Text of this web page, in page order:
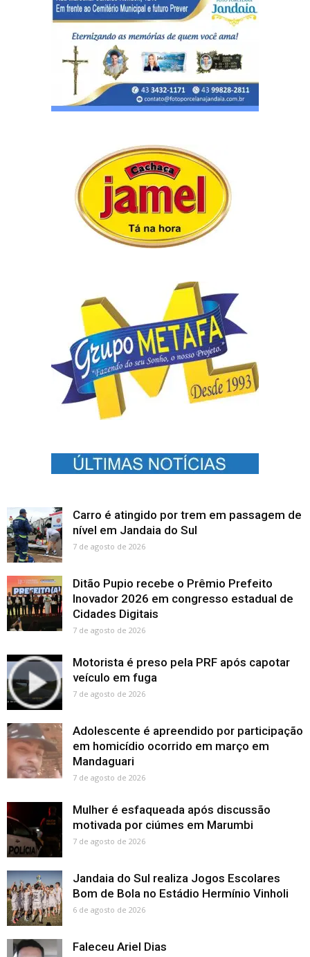
Carro é atingido por trem em passagem de
nível em Jandaia do Sul
7 de agosto de 2026
Ditão Pupio recebe o Prêmio Prefeito
Inovador 2026 em congresso estadual de
Cidades Digitais
7 de agosto de 2026
Motorista é preso pela PRF após capotar
veículo em fuga
7 de agosto de 2026
Adolescente é apreendido por participação
em homicídio ocorrido em março em
Mandaguari
7 de agosto de 2026
Mulher é esfaqueada após discussão
motivada por ciúmes em Marumbi
7 de agosto de 2026
Jandaia do Sul realiza Jogos Escolares
Bom de Bola no Estádio Hermínio Vinholi
6 de agosto de 2026
Faleceu Ariel Dias